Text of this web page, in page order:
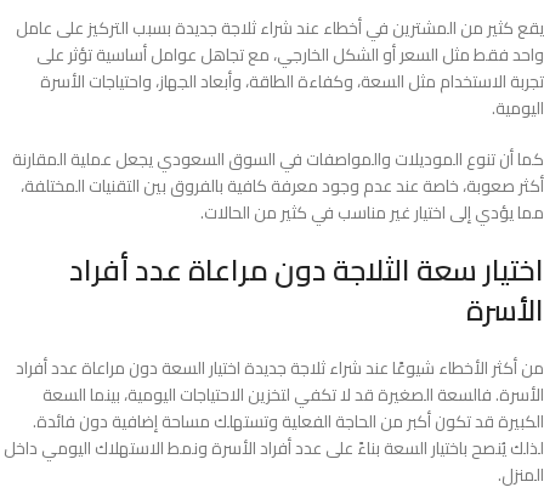
يقع كثير من المشترين في أخطاء عند شراء ثلاجة جديدة بسبب التركيز على عامل
واحد فقط مثل السعر أو الشكل الخارجي، مع تجاهل عوامل أساسية تؤثر على
تجربة الاستخدام مثل السعة، وكفاءة الطاقة، وأبعاد الجهاز، واحتياجات الأسرة
اليومية.
كما أن تنوع الموديلات والمواصفات في السوق السعودي يجعل عملية المقارنة
أكثر صعوبة، خاصة عند عدم وجود معرفة كافية بالفروق بين التقنيات المختلفة،
مما يؤدي إلى اختيار غير مناسب في كثير من الحالات.
اختيار سعة الثلاجة دون مراعاة عدد أفراد
الأسرة
من أكثر الأخطاء شيوعًا عند شراء ثلاجة جديدة اختيار السعة دون مراعاة عدد أفراد
الأسرة. فالسعة الصغيرة قد لا تكفي لتخزين الاحتياجات اليومية، بينما السعة
الكبيرة قد تكون أكبر من الحاجة الفعلية وتستهلك مساحة إضافية دون فائدة.
لذلك يُنصح باختيار السعة بناءً على عدد أفراد الأسرة ونمط الاستهلاك اليومي داخل
المنزل.